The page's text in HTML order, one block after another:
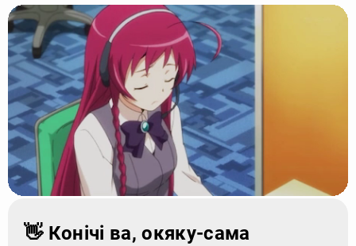
👋 Конічі ва, окяку-сама